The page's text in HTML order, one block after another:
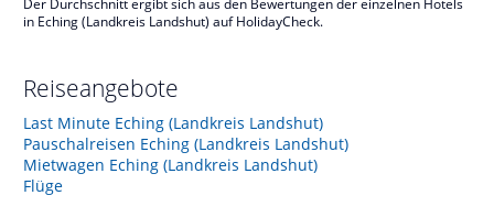
in Eching (Landkreis Landshut) auf HolidayCheck.
Reiseangebote
Last Minute Eching (Landkreis Landshut)
Pauschalreisen Eching (Landkreis Landshut)
Mietwagen Eching (Landkreis Landshut)
Flüge